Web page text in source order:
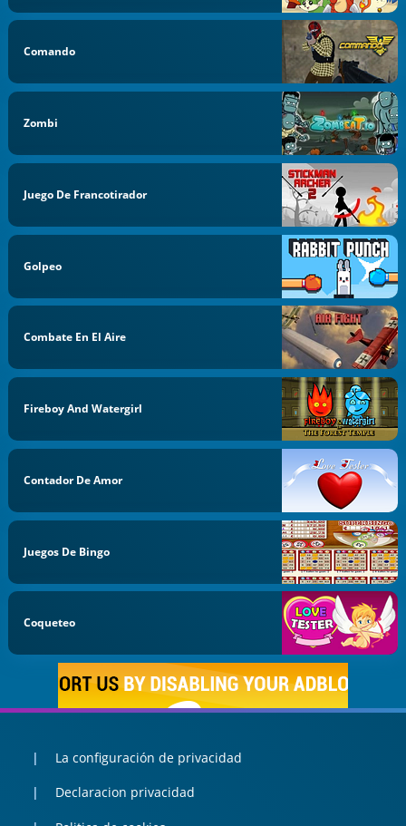
Comando
Zombi
Juego De Francotirador
Golpeo
Combate En El Aire
Fireboy And Watergirl
Contador De Amor
Juegos De Bingo
Coqueteo
La configuración de privacidad
Declaracion privacidad